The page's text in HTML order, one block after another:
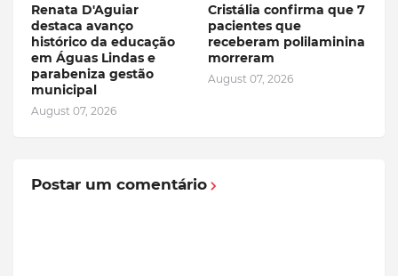
Renata D'Aguiar
destaca avanço
histórico da educação
em Águas Lindas e
parabeniza gestão
municipal
August 07, 2026
Cristália confirma que 7
pacientes que
receberam polilaminina
morreram
August 07, 2026
Postar um comentário